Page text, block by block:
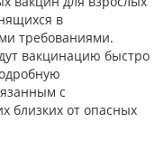
в
требованиями.
вакцинацию быстро
с
близких от опасных